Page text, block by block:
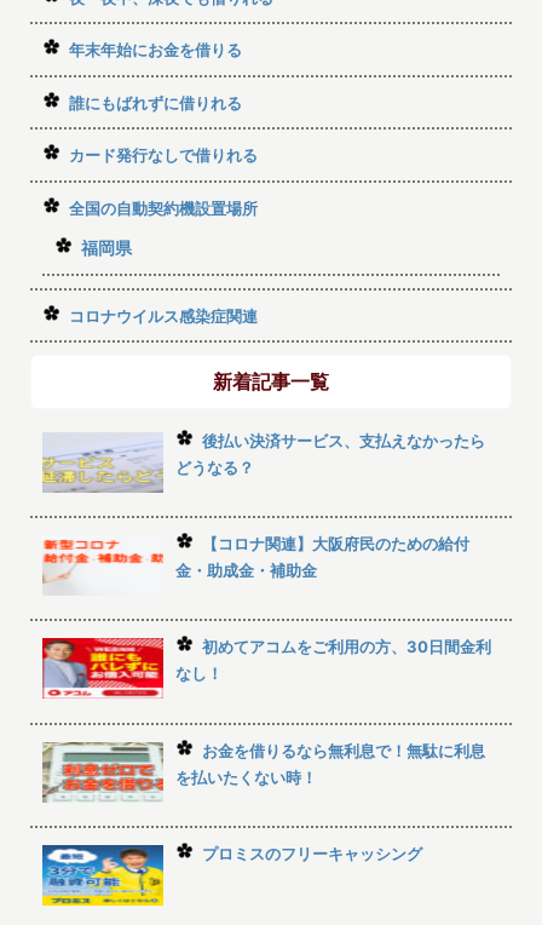
年末年始にお金を借りる
誰にもばれずに借りれる
カード発行なしで借りれる
全国の自動契約機設置場所
福岡県
コロナウイルス感染症関連
新着記事一覧
後払い決済サービス、支払えなかったら
どうなる？
【コロナ関連】大阪府民のための給付
金・助成金・補助金
初めてアコムをご利用の方、30日間金利
なし！
お金を借りるなら無利息で！無駄に利息
を払いたくない時！
プロミスのフリーキャッシング